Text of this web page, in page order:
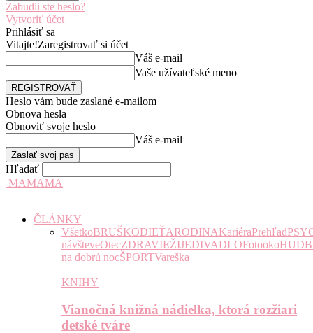
Zabudli ste heslo?
Vytvoriť účet
Prihlásiť sa
Vitajte!Zaregistrovať si účet
Váš e-mail
Vaše užívateľské meno
Heslo vám bude zaslané e-mailom
Obnova hesla
Obnoviť svoje heslo
Váš e-mail
Hľadať
MAMAMA
ČLÁNKY
VšetkoBRUŠKODIEŤARODINAKariéraPrehľad
návšteveOtecZDRAVIEŽIJEDIVADLOFotooko
na dobrú nocŠPORTVareška
KNIHY
Vianočná knižná nádielka, ktorá rozžiari
detské tváre